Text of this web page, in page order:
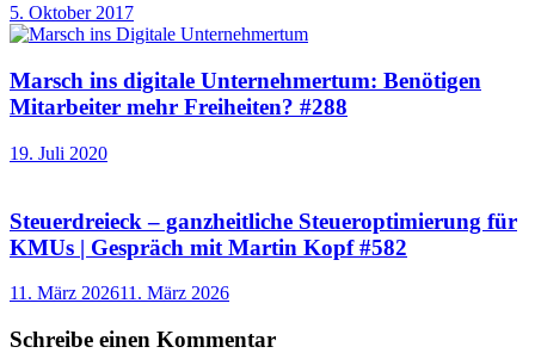
5. Oktober 2017
Marsch ins digitale Unternehmertum: Benötigen
Mitarbeiter mehr Freiheiten? #288
19. Juli 2020
Steuerdreieck – ganzheitliche Steueroptimierung für
KMUs | Gespräch mit Martin Kopf #582
11. März 202611. März 2026
Schreibe einen Kommentar